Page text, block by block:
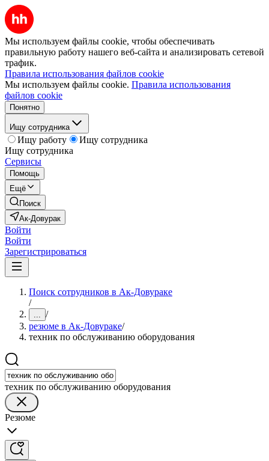
Мы используем файлы cookie, чтобы обеспечивать
правильную работу нашего веб-сайта и анализировать сетевой
трафик.
Правила использования файлов cookie
Мы используем файлы cookie. Правила использования
файлов cookie
Понятно
Ищу сотрудника
Ищу работу
Ищу сотрудника
Ищу сотрудника
Сервисы
Помощь
Ещё
Поиск
Ак-Довурак
Войти
Войти
Зарегистрироваться
Поиск сотрудников в Ак-Довураке
/
... /
резюме в Ак-Довураке/
техник по обслуживанию оборудования
техник по обслуживанию оборудования
Резюме